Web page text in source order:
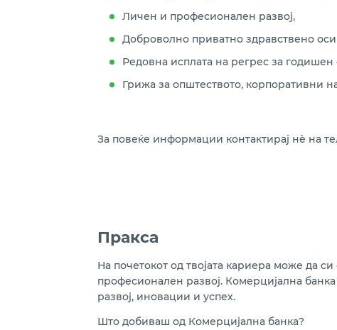
Личен и професионален развој,
Доброволно приватно здравствено
Редовна исплата на регрес за
Грижа за општеството, корпоративни
За повеќе информации контактирај нѐ на
Пракса
На почетокот од твојата кариера може да
професионален развој. Комерцијална
развој, иновации и успех.
Што добиваш од Комерцијална банка?